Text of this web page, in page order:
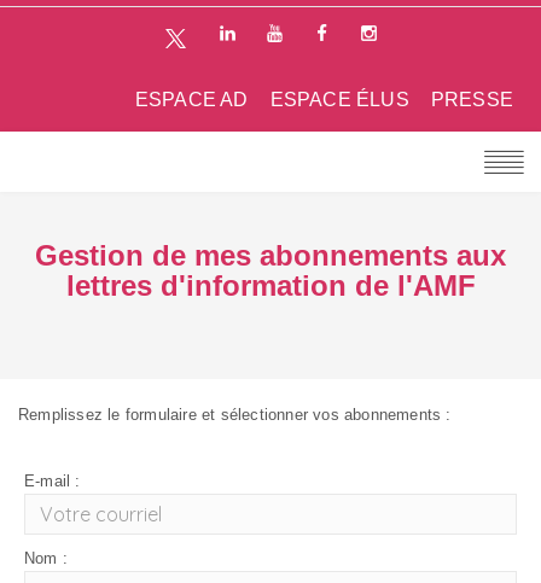
PRESSE
ESPACE ÉLUS
ESPACE AD
Gestion de mes abonnements aux
lettres d'information de l'AMF
Remplissez le formulaire et sélectionner vos abonnements :
E-mail :
Nom :